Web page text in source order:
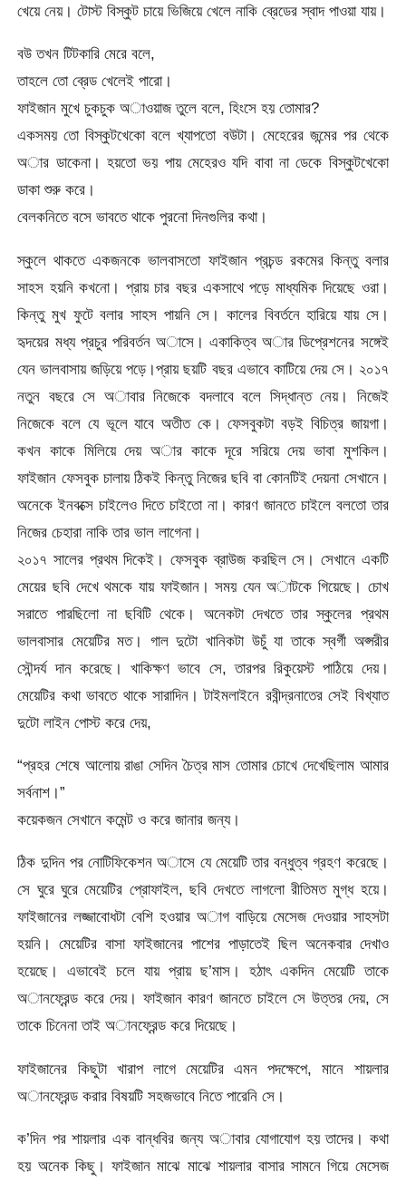
খেয়ে নেয়। টোস্ট বিস্কুট চায়ে ভিজিয়ে খেলে নাকি ব্রেডের স্বাদ পাওয়া যায়।
বউ তখন টিটকারি মেরে বলে,
তাহলে তো ব্রেড খেলেই পারো।
ফাইজান মুখে চুকচুক অাওয়াজ তুলে বলে, হিংসে হয় তোমার?
একসময় তো বিস্কুটখেকো বলে খ্যাপতো বউটা। মেহেরের জন্মের পর থেকে
অার ডাকেনা। হয়তো ভয় পায় মেহেরও যদি বাবা না ডেকে বিস্কুটখেকো
ডাকা শুরু করে।
বেলকনিতে বসে ভাবতে থাকে পুরনো দিনগুলির কথা।
স্কুলে থাকতে একজনকে ভালবাসতো ফাইজান প্রচন্ড রকমের কিন্তু বলার
সাহস হয়নি কখনো। প্রায় চার বছর একসাথে পড়ে মাধ্যমিক দিয়েছে ওরা।
কিন্তু মুখ ফুটে বলার সাহস পায়নি সে। কালের বিবর্তনে হারিয়ে যায় সে।
হৃদয়ের মধ্য প্রচুর পরিবর্তন অাসে। একাকিত্ব অার ডিপ্রেশনের সঙ্গেই
যেন ভালবাসায় জড়িয়ে পড়ে।প্রায় ছয়টি বছর এভাবে কাটিয়ে দেয় সে। ২০১৭
নতুন বছরে সে অাবার নিজেকে বদলাবে বলে সিদ্ধান্ত নেয়। নিজেই
নিজেকে বলে যে ভূলে যাবে অতীত কে। ফেসবুকটা বড়ই বিচিত্র জায়গা।
কখন কাকে মিলিয়ে দেয় অার কাকে দূরে সরিয়ে দেয় ভাবা মুশকিল।
ফাইজান ফেসবুক চালায় ঠিকই কিন্তু নিজের ছবি বা কোনটিই দেয়না সেখানে।
অনেকে ইনবক্সে চাইলেও দিতে চাইতো না। কারণ জানতে চাইলে বলতো তার
নিজের চেহারা নাকি তার ভাল লাগেনা।
২০১৭ সালের প্রথম দিকেই। ফেসবুক ব্রাউজ করছিল সে। সেখানে একটি
মেয়ের ছবি দেখে থমকে যায় ফাইজান। সময় যেন অাটকে গিয়েছে। চোখ
সরাতে পারছিলো না ছবিটি থেকে। অনেকটা দেখতে তার স্কুলের প্রথম
ভালবাসার মেয়েটির মত। গাল দুটো খানিকটা উচুঁ যা তাকে স্বর্গী অপ্সরীর
সৌন্দর্য দান করেছে। খাকিক্ষণ ভাবে সে, তারপর রিকুয়েস্ট পাঠিয়ে দেয়।
মেয়েটির কথা ভাবতে থাকে সারাদিন। টাইমলাইনে রবীন্দ্রনাতের সেই বিখ্যাত
দুটো লাইন পোস্ট করে দেয়,
“প্রহর শেষে আলোয় রাঙা সেদিন চৈত্র মাস তোমার চোখে দেখেছিলাম আমার
সর্বনাশ।”
কয়েকজন সেখানে কমেন্ট ও করে জানার জন্য।
ঠিক দুদিন পর নোটিফিকেশন অাসে যে মেয়েটি তার বন্ধুত্ব গ্রহণ করেছে।
সে ঘুরে ঘুরে মেয়েটির প্রোফাইল, ছবি দেখতে লাগলো রীতিমত মুগ্ধ হয়ে।
ফাইজানের লজ্জাবোধটা বেশি হওয়ার অাগ বাড়িয়ে মেসেজ দেওয়ার সাহসটা
হয়নি। মেয়েটির বাসা ফাইজানের পাশের পাড়াতেই ছিল অনেকবার দেখাও
হয়েছে। এভাবেই চলে যায় প্রায় ছ’মাস। হঠাৎ একদিন মেয়েটি তাকে
অানফ্রেন্ড করে দেয়। ফাইজান কারণ জানতে চাইলে সে উত্তর দেয়, সে
তাকে চিনেনা তাই অানফ্রেন্ড করে দিয়েছে।
ফাইজানের কিছুটা খারাপ লাগে মেয়েটির এমন পদক্ষেপে, মানে শায়লার
অানফ্রেন্ড করার বিষয়টি সহজভাবে নিতে পারেনি সে।
ক’দিন পর শায়লার এক বান্ধবির জন্য অাবার যোগাযোগ হয় তাদের। কথা
হয় অনেক কিছু। ফাইজান মাঝে মাঝে শায়লার বাসার সামনে গিয়ে মেসেজ